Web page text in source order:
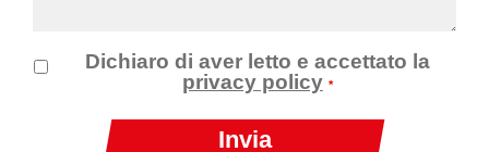
Dichiaro di aver letto e accettato la
privacy policy *